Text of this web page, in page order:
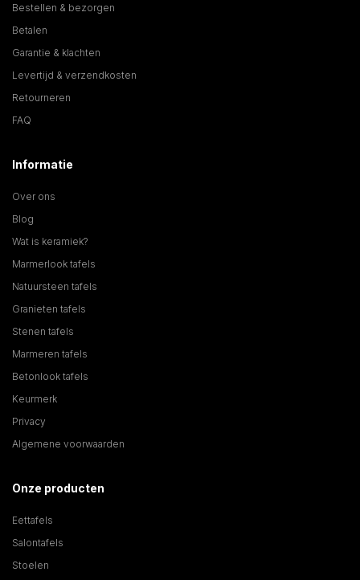
Bestellen & bezorgen
Betalen
Garantie & klachten
Levertijd & verzendkosten
Retourneren
FAQ
Informatie
Over ons
Blog
Wat is keramiek?
Marmerlook tafels
Natuursteen tafels
Granieten tafels
Stenen tafels
Marmeren tafels
Betonlook tafels
Keurmerk
Privacy
Algemene voorwaarden
Onze producten
Eettafels
Salontafels
Stoelen